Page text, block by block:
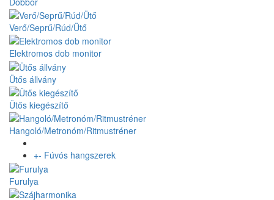
Verő/Seprű/Rúd/Ütő
Elektromos dob monitor
Ütős állvány
Ütős kiegészítő
Hangoló/Metronóm/Ritmustréner
+- Fúvós hangszerek
Furulya